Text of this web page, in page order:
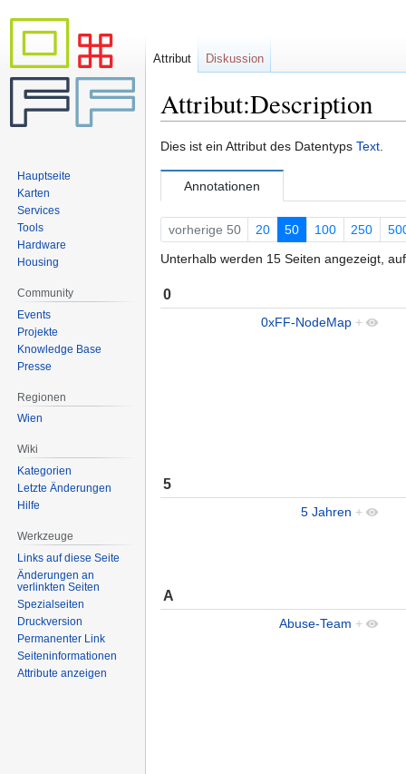
Attribut:Description
Zur
springen
Zur
springen
Dies ist ein Attribut des Datentyps Text.
Annotationen
vorherige 50 20 50 100 250
Unterhalb werden 15 Seiten angezeigt,
0
0xFF-NodeMap +
5
5 Jahren +
A
Abuse-Team +
Attribut Diskussion
Hauptseite
Karten
Services
Tools
Hardware
Housing
Community
Events
Projekte
Knowledge Base
Presse
Regionen
Wien
Wiki
Kategorien
Letzte Änderungen
Hilfe
Werkzeuge
Links auf diese Seite
Änderungen an
verlinkten Seiten
Spezialseiten
Druckversion
Permanenter Link
Seiten­informationen
Attribute anzeigen